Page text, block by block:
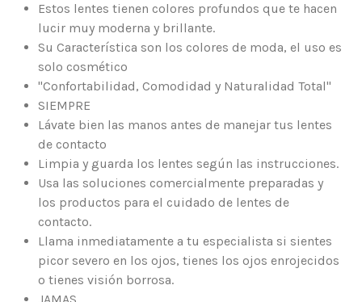
Estos lentes tienen colores profundos que te hacen
lucir muy moderna y brillante.
Su Característica son los colores de moda, el uso es
solo cosmético
"Confortabilidad, Comodidad y Naturalidad Total"
SIEMPRE
Lávate bien las manos antes de manejar tus lentes
de contacto
Limpia y guarda los lentes según las instrucciones.
Usa las soluciones comercialmente preparadas y
los productos para el cuidado de lentes de
contacto.
Llama inmediatamente a tu especialista si sientes
picor severo en los ojos, tienes los ojos enrojecidos
o tienes visión borrosa.